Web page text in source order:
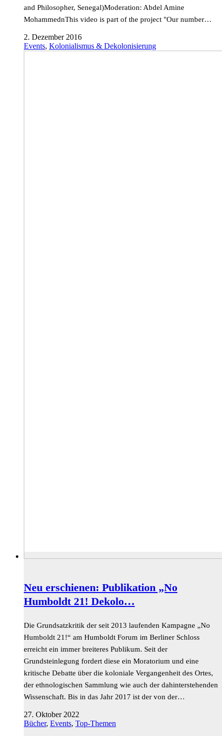
and Philosopher, Senegal)Moderation: Abdel Amine
MohammednThis video is part of the project "Our number…
2. Dezember 2016
Events, Kolonialismus & Dekolonisierung
Neu erschienen: Publikation „No
Humboldt 21! Dekolo…
Die Grundsatzkritik der seit 2013 laufenden Kampagne „No
Humboldt 21!“ am Humboldt Forum im Berliner Schloss
erreicht ein immer breiteres Publikum. Seit der
Grundsteinlegung fordert diese ein Moratorium und eine
kritische Debatte über die koloniale Vergangenheit des Ortes,
der ethnologischen Sammlung wie auch der dahinterstehenden
Wissenschaft. Bis in das Jahr 2017 ist der von der…
27. Oktober 2022
Bücher, Events, Top-Themen